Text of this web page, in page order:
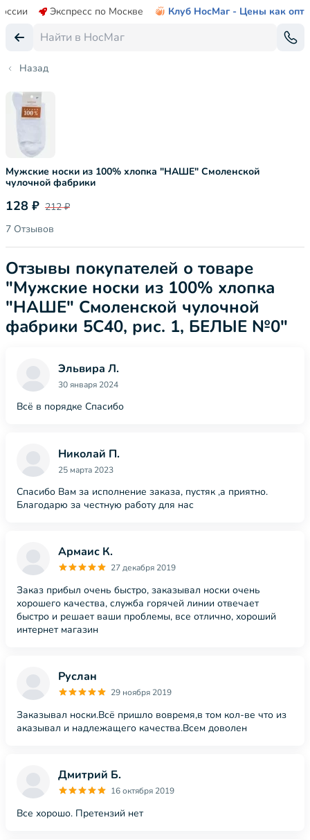
Экспресс по Москве Клуб НосМаг - Цены как опт
Назад
Мужские носки из 100% хлопка "НАШЕ" Смоленской
чулочной фабрики
128 ₽ 212 ₽
7 Отзывов
Отзывы покупателей о товаре
"Мужские носки из 100% хлопка
"НАШЕ" Смоленской чулочной
фабрики 5С40, рис. 1, БЕЛЫЕ №0"
Эльвира Л.
30 января 2024
Всё в порядке Спасибо
Николай П.
25 марта 2023
Спасибо Вам за исполнение заказа, пустяк ,а приятно.
Благодарю за честную работу для нас
Армаис К.
27 декабря 2019
Заказ прибыл очень быстро, заказывал носки очень
хорошего качества, служба горячей линии отвечает
быстро и решает ваши проблемы, все отлично, хороший
интернет магазин
Руслан
29 ноября 2019
Заказывал носки.Всё пришло вовремя,в том кол-ве что из
аказывал и надлежащего качества.Всем доволен
Дмитрий Б.
16 октября 2019
Все хорошо. Претензий нет